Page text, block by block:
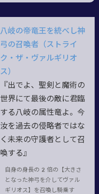
八岐の帝竜王を統べし神
弓の召喚者（ストライ
ク・ザ・ヴァルギリオ
ス）
『出でよ、聖剣と魔術の
世界にて最後の敵に君臨
する八岐の属性竜よ。今
汝を過去の侵略者ではな
く未来の守護者として召
喚する』
自身の身長の2倍の【大きさ
となった神弓を介してヴァル
ギリオス】を召喚し騎乗す